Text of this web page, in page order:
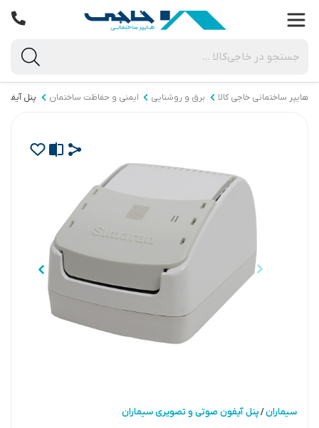
هایپر ساختمانی خاجی‌ کالا برق و روشنایی ایمنی و حفاظت ساختمان پنل
سیماران/پنل آیفون صوتی و تصویری سیماران